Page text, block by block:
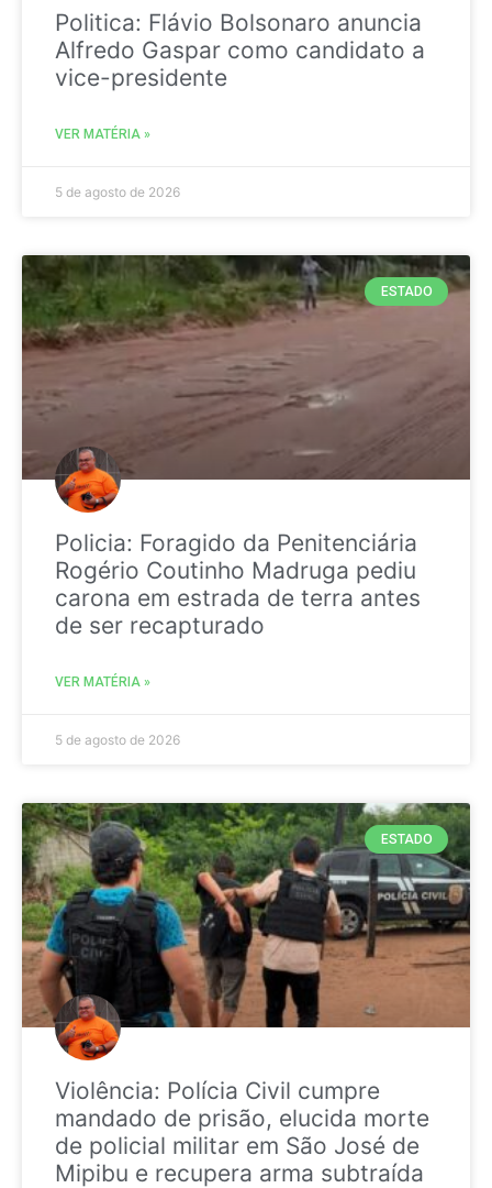
Politica: Flávio Bolsonaro anuncia
Alfredo Gaspar como candidato a
vice-presidente
VER MATÉRIA »
5 de agosto de 2026
ESTADO
Policia: Foragido da Penitenciária
Rogério Coutinho Madruga pediu
carona em estrada de terra antes
de ser recapturado
VER MATÉRIA »
5 de agosto de 2026
ESTADO
Violência: Polícia Civil cumpre
mandado de prisão, elucida morte
de policial militar em São José de
Mipibu e recupera arma subtraída